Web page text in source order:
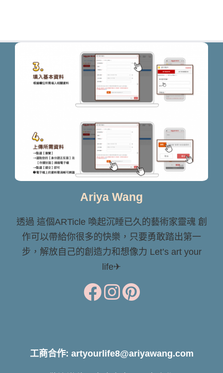
Ariya Wang
透過 這個ARTicle 喚起沉睡已久的藝術家靈魂 創
作可以帶給你很多的快樂，只要勇敢踏出第一
步，解放自己的創造力和想像力 Let’s art your
life✈
工商合作: artyourlife8@ariyawang.com